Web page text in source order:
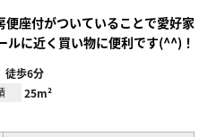
座付がついていることで愛好家
に近く買い物に便利です(^^)！
徒歩6分
25m²